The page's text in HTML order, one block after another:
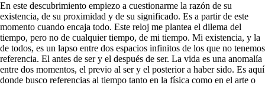
En este descubrimiento empiezo a cuestionarme la razón de su
existencia, de su proximidad y de su significado. Es a partir de este
momento cuando encaja todo. Este reloj me plantea el dilema del
tiempo, pero no de cualquier tiempo, de mi tiempo. Mi existencia, y la
de todos, es un lapso entre dos espacios infinitos de los que no tenemos
referencia. El antes de ser y el después de ser. La vida es una anomalía
entre dos momentos, el previo al ser y el posterior a haber sido. Es aquí
donde busco referencias al tiempo tanto en la física como en el arte o